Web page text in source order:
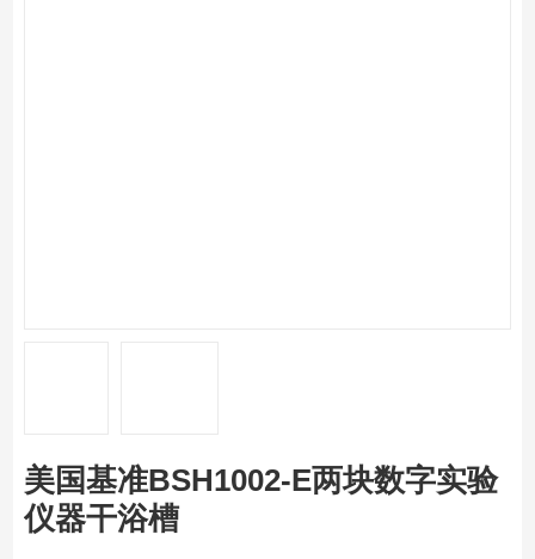
美国基准BSH1002-E两块数字实验
仪器干浴槽